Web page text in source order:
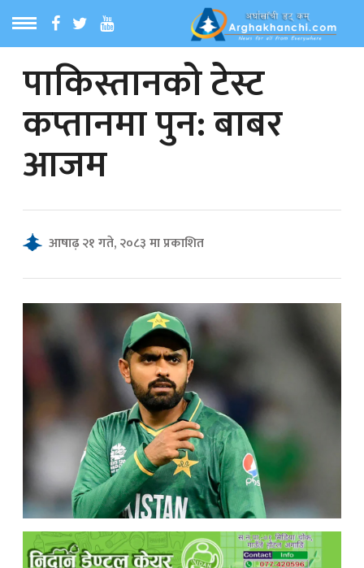
MENU
समाचार
News
पाकिस्तानको टेस्ट
कप्तानमा पुन: बाबर
आजम
आषाढ़ २१ गते, २०८३ मा प्रकाशित